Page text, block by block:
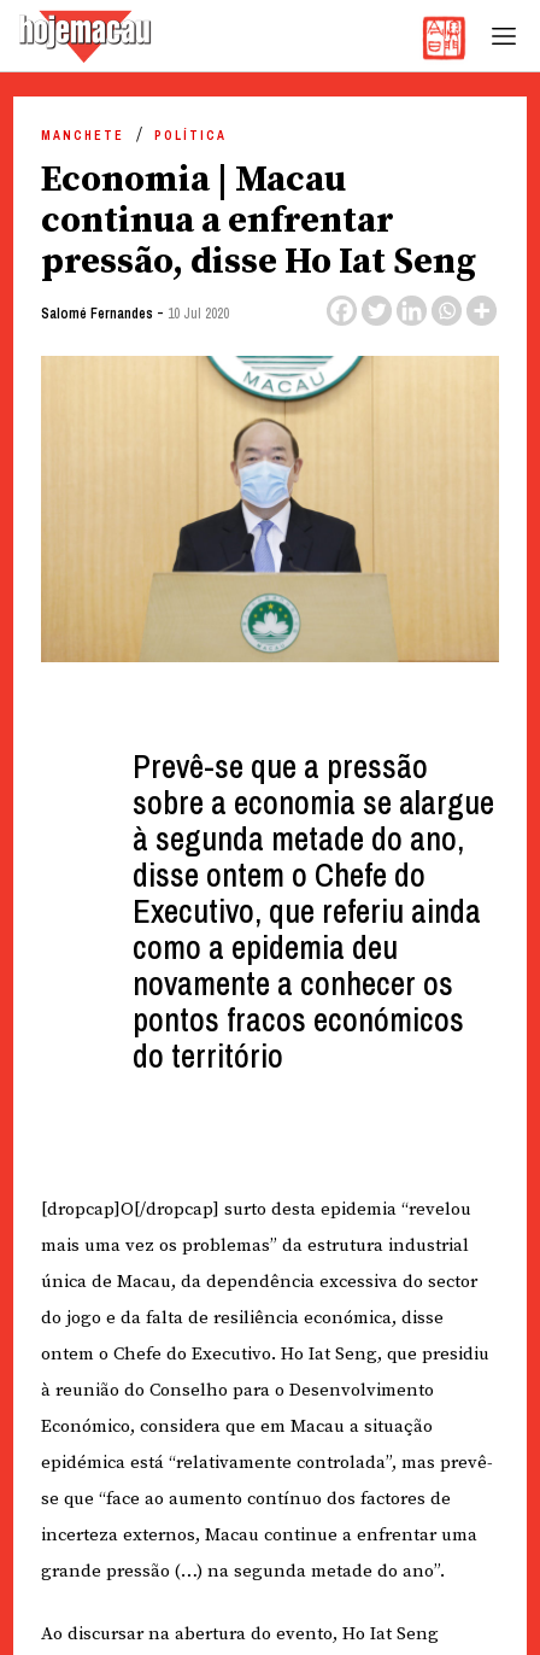
content
MANCHETE POLÍTICA
Economia | Macau
continua a enfrentar
pressão, disse Ho Iat Seng
Salomé Fernandes - 10 Jul 2020
Prevê-se que a pressão
sobre a economia se alargue
à segunda metade do ano,
disse ontem o Chefe do
Executivo, que referiu ainda
como a epidemia deu
novamente a conhecer os
pontos fracos económicos
do território
[dropcap]O[/dropcap] surto desta epidemia “revelou
mais uma vez os problemas” da estrutura industrial
única de Macau, da dependência excessiva do sector
do jogo e da falta de resiliência económica, disse
ontem o Chefe do Executivo. Ho Iat Seng, que presidiu
à reunião do Conselho para o Desenvolvimento
Económico, considera que em Macau a situação
epidémica está “relativamente controlada”, mas prevê-
se que “face ao aumento contínuo dos factores de
incerteza externos, Macau continue a enfrentar uma
grande pressão (…) na segunda metade do ano”.
Ao discursar na abertura do evento, Ho Iat Seng